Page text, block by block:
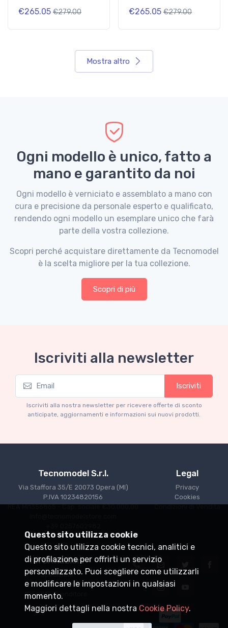
€265.05 €279.00 €265.05 €279.00
Mostra altro
Ogni modello è unico, fatto a
mano e garantito da noi
Ogni modello è verniciato e assemblato a mano con
cura e precisione da personale esperto e qualificato,
rendendo ogni modello un esemplare unico che farà
parte della vostra collezione.
Scopri perché acquistare direttamente da Tecnomodel
è la scelta migliore per la tua collezione.
Scopri di più
Iscriviti alla newsletter
Iscriviti
Iscriviti alla nostra newsletter per ricevere offerte di sconto
anticipate, aggiornamenti e informazioni sui nuovi prodotti.
Tecnomodel S.r.l.
Via Staffora 35/E 20073 Opera (MI)
P.IVA 10234820156
REA MI1356865 - Cap. sociale €30.000,00
Legal
Privacy
Cookies
Condizioni di Vendita
Informazioni
Spedizioni
Punti vendita
Diventa rivenditore
Questo sito utilizza cookie
Questo sito utilizza cookie tecnici, analitici e
di profilazione per offrirti un servizio
personalizzato. Puoi scegliere come utilizzarli
e modificare le impostazioni in qualsiasi
momento.
Maggiori dettagli nella nostra Cookie Policy.